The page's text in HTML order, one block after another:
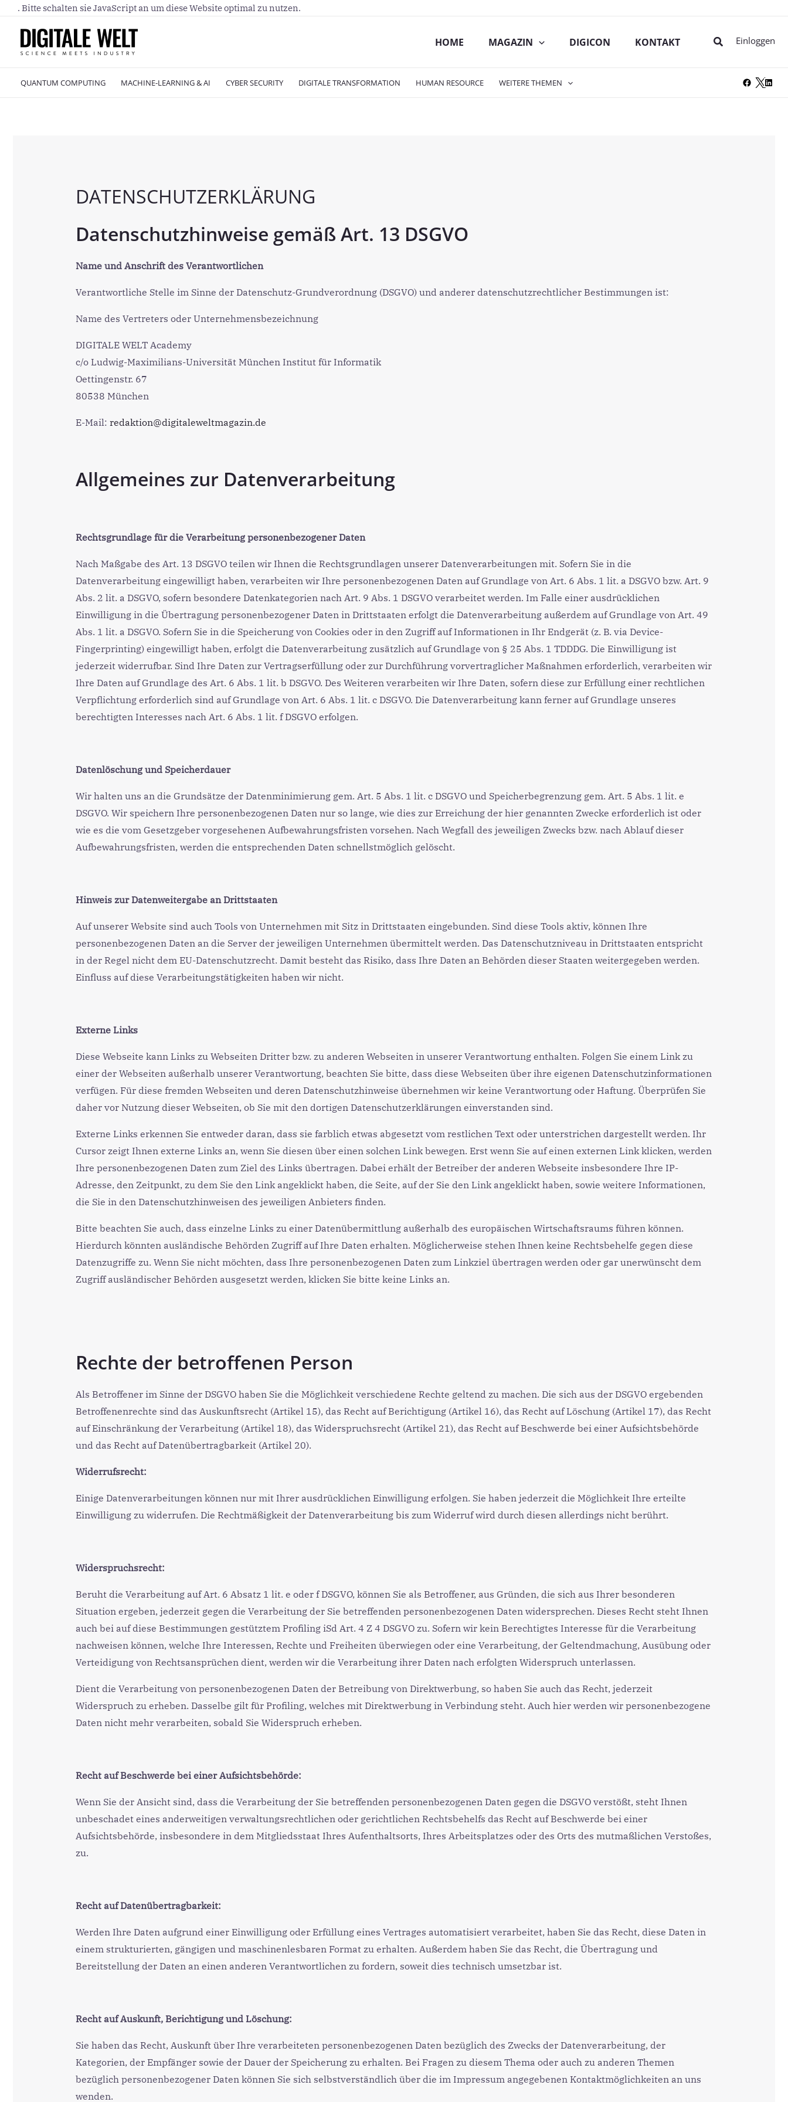
. Bitte schalten sie JavaScript an um diese Website optimal zu nutzen.
HOME MAGAZIN DIGICON KONTAKT SucheEinloggen
QUANTUM COMPUTING MACHINE-LEARNING & AI CYBER SECURITY DIGITALE TRANSFORMATION HUMAN RESOURCE WEITERE THEMEN
DATENSCHUTZERKLÄRUNG
Datenschutzhinweise gemäß Art. 13 DSGVO
Name und Anschrift des Verantwortlichen
Verantwortliche Stelle im Sinne der Datenschutz-Grundverordnung (DSGVO) und anderer datenschutzrechtlicher Bestimmungen ist:
Name des Vertreters oder Unternehmensbezeichnung
DIGITALE WELT Academy
c/o Ludwig-Maximilians-Universität München Institut für Informatik
Oettingenstr. 67
80538 München
E-Mail: redaktion@digitaleweltmagazin.de
Allgemeines zur Datenverarbeitung
Rechtsgrundlage für die Verarbeitung personenbezogener Daten
Nach Maßgabe des Art. 13 DSGVO teilen wir Ihnen die Rechtsgrundlagen unserer Datenverarbeitungen mit. Sofern Sie in die
Datenverarbeitung eingewilligt haben, verarbeiten wir Ihre personenbezogenen Daten auf Grundlage von Art. 6 Abs. 1 lit. a DSGVO bzw. Art. 9
Abs. 2 lit. a DSGVO, sofern besondere Datenkategorien nach Art. 9 Abs. 1 DSGVO verarbeitet werden. Im Falle einer ausdrücklichen
Einwilligung in die Übertragung personenbezogener Daten in Drittstaaten erfolgt die Datenverarbeitung außerdem auf Grundlage von Art. 49
Abs. 1 lit. a DSGVO. Sofern Sie in die Speicherung von Cookies oder in den Zugriff auf Informationen in Ihr Endgerät (z. B. via Device-
Fingerprinting) eingewilligt haben, erfolgt die Datenverarbeitung zusätzlich auf Grundlage von § 25 Abs. 1 TDDDG. Die Einwilligung ist
jederzeit widerrufbar. Sind Ihre Daten zur Vertragserfüllung oder zur Durchführung vorvertraglicher Maßnahmen erforderlich, verarbeiten wir
Ihre Daten auf Grundlage des Art. 6 Abs. 1 lit. b DSGVO. Des Weiteren verarbeiten wir Ihre Daten, sofern diese zur Erfüllung einer rechtlichen
Verpflichtung erforderlich sind auf Grundlage von Art. 6 Abs. 1 lit. c DSGVO. Die Datenverarbeitung kann ferner auf Grundlage unseres
berechtigten Interesses nach Art. 6 Abs. 1 lit. f DSGVO erfolgen.
Datenlöschung und Speicherdauer
Wir halten uns an die Grundsätze der Datenminimierung gem. Art. 5 Abs. 1 lit. c DSGVO und Speicherbegrenzung gem. Art. 5 Abs. 1 lit. e
DSGVO. Wir speichern Ihre personenbezogenen Daten nur so lange, wie dies zur Erreichung der hier genannten Zwecke erforderlich ist oder
wie es die vom Gesetzgeber vorgesehenen Aufbewahrungsfristen vorsehen. Nach Wegfall des jeweiligen Zwecks bzw. nach Ablauf dieser
Aufbewahrungsfristen, werden die entsprechenden Daten schnellstmöglich gelöscht.
Hinweis zur Datenweitergabe an Drittstaaten
Auf unserer Website sind auch Tools von Unternehmen mit Sitz in Drittstaaten eingebunden. Sind diese Tools aktiv, können Ihre
personenbezogenen Daten an die Server der jeweiligen Unternehmen übermittelt werden. Das Datenschutzniveau in Drittstaaten entspricht
in der Regel nicht dem EU-Datenschutzrecht. Damit besteht das Risiko, dass Ihre Daten an Behörden dieser Staaten weitergegeben werden.
Einfluss auf diese Verarbeitungstätigkeiten haben wir nicht.
Externe Links
Diese Webseite kann Links zu Webseiten Dritter bzw. zu anderen Webseiten in unserer Verantwortung enthalten. Folgen Sie einem Link zu
einer der Webseiten außerhalb unserer Verantwortung, beachten Sie bitte, dass diese Webseiten über ihre eigenen Datenschutzinformationen
verfügen. Für diese fremden Webseiten und deren Datenschutzhinweise übernehmen wir keine Verantwortung oder Haftung. Überprüfen Sie
daher vor Nutzung dieser Webseiten, ob Sie mit den dortigen Datenschutzerklärungen einverstanden sind.
Externe Links erkennen Sie entweder daran, dass sie farblich etwas abgesetzt vom restlichen Text oder unterstrichen dargestellt werden. Ihr
Cursor zeigt Ihnen externe Links an, wenn Sie diesen über einen solchen Link bewegen. Erst wenn Sie auf einen externen Link klicken, werden
Ihre personenbezogenen Daten zum Ziel des Links übertragen. Dabei erhält der Betreiber der anderen Webseite insbesondere Ihre IP-
Adresse, den Zeitpunkt, zu dem Sie den Link angeklickt haben, die Seite, auf der Sie den Link angeklickt haben, sowie weitere Informationen,
die Sie in den Datenschutzhinweisen des jeweiligen Anbieters finden.
Bitte beachten Sie auch, dass einzelne Links zu einer Datenübermittlung außerhalb des europäischen Wirtschaftsraums führen können.
Hierdurch könnten ausländische Behörden Zugriff auf Ihre Daten erhalten. Möglicherweise stehen Ihnen keine Rechtsbehelfe gegen diese
Datenzugriffe zu. Wenn Sie nicht möchten, dass Ihre personenbezogenen Daten zum Linkziel übertragen werden oder gar unerwünscht dem
Zugriff ausländischer Behörden ausgesetzt werden, klicken Sie bitte keine Links an.
Rechte der betroffenen Person
Als Betroffener im Sinne der DSGVO haben Sie die Möglichkeit verschiedene Rechte geltend zu machen. Die sich aus der DSGVO ergebenden
Betroffenenrechte sind das Auskunftsrecht (Artikel 15), das Recht auf Berichtigung (Artikel 16), das Recht auf Löschung (Artikel 17), das Recht
auf Einschränkung der Verarbeitung (Artikel 18), das Widerspruchsrecht (Artikel 21), das Recht auf Beschwerde bei einer Aufsichtsbehörde
und das Recht auf Datenübertragbarkeit (Artikel 20).
Widerrufsrecht:
Einige Datenverarbeitungen können nur mit Ihrer ausdrücklichen Einwilligung erfolgen. Sie haben jederzeit die Möglichkeit Ihre erteilte
Einwilligung zu widerrufen. Die Rechtmäßigkeit der Datenverarbeitung bis zum Widerruf wird durch diesen allerdings nicht berührt.
Widerspruchsrecht:
Beruht die Verarbeitung auf Art. 6 Absatz 1 lit. e oder f DSGVO, können Sie als Betroffener, aus Gründen, die sich aus Ihrer besonderen
Situation ergeben, jederzeit gegen die Verarbeitung der Sie betreffenden personenbezogenen Daten widersprechen. Dieses Recht steht Ihnen
auch bei auf diese Bestimmungen gestütztem Profiling iSd Art. 4 Z 4 DSGVO zu. Sofern wir kein Berechtigtes Interesse für die Verarbeitung
nachweisen können, welche Ihre Interessen, Rechte und Freiheiten überwiegen oder eine Verarbeitung, der Geltendmachung, Ausübung oder
Verteidigung von Rechtsansprüchen dient, werden wir die Verarbeitung ihrer Daten nach erfolgten Widerspruch unterlassen.
Dient die Verarbeitung von personenbezogenen Daten der Betreibung von Direktwerbung, so haben Sie auch das Recht, jederzeit
Widerspruch zu erheben. Dasselbe gilt für Profiling, welches mit Direktwerbung in Verbindung steht. Auch hier werden wir personenbezogene
Daten nicht mehr verarbeiten, sobald Sie Widerspruch erheben.
Recht auf Beschwerde bei einer Aufsichtsbehörde:
Wenn Sie der Ansicht sind, dass die Verarbeitung der Sie betreffenden personenbezogenen Daten gegen die DSGVO verstößt, steht Ihnen
unbeschadet eines anderweitigen verwaltungsrechtlichen oder gerichtlichen Rechtsbehelfs das Recht auf Beschwerde bei einer
Aufsichtsbehörde, insbesondere in dem Mitgliedsstaat Ihres Aufenthaltsorts, Ihres Arbeitsplatzes oder des Orts des mutmaßlichen Verstoßes,
zu.
Recht auf Datenübertragbarkeit:
Werden Ihre Daten aufgrund einer Einwilligung oder Erfüllung eines Vertrages automatisiert verarbeitet, haben Sie das Recht, diese Daten in
einem strukturierten, gängigen und maschinenlesbaren Format zu erhalten. Außerdem haben Sie das Recht, die Übertragung und
Bereitstellung der Daten an einen anderen Verantwortlichen zu fordern, soweit dies technisch umsetzbar ist.
Recht auf Auskunft, Berichtigung und Löschung:
Sie haben das Recht, Auskunft über Ihre verarbeiteten personenbezogenen Daten bezüglich des Zwecks der Datenverarbeitung, der
Kategorien, der Empfänger sowie der Dauer der Speicherung zu erhalten. Bei Fragen zu diesem Thema oder auch zu anderen Themen
bezüglich personenbezogener Daten können Sie sich selbstverständlich über die im Impressum angegebenen Kontaktmöglichkeiten an uns
wenden.